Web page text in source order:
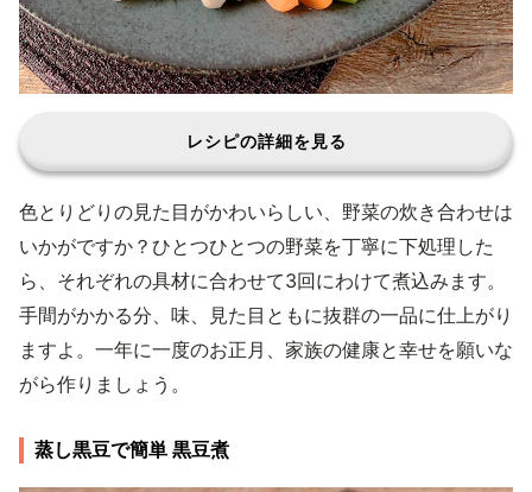
レシピの詳細を見る
色とりどりの見た目がかわいらしい、野菜の炊き合わせは
いかがですか？ひとつひとつの野菜を丁寧に下処理した
ら、それぞれの具材に合わせて3回にわけて煮込みます。
手間がかかる分、味、見た目ともに抜群の一品に仕上がり
ますよ。一年に一度のお正月、家族の健康と幸せを願いな
がら作りましょう。
蒸し黒豆で簡単 黒豆煮